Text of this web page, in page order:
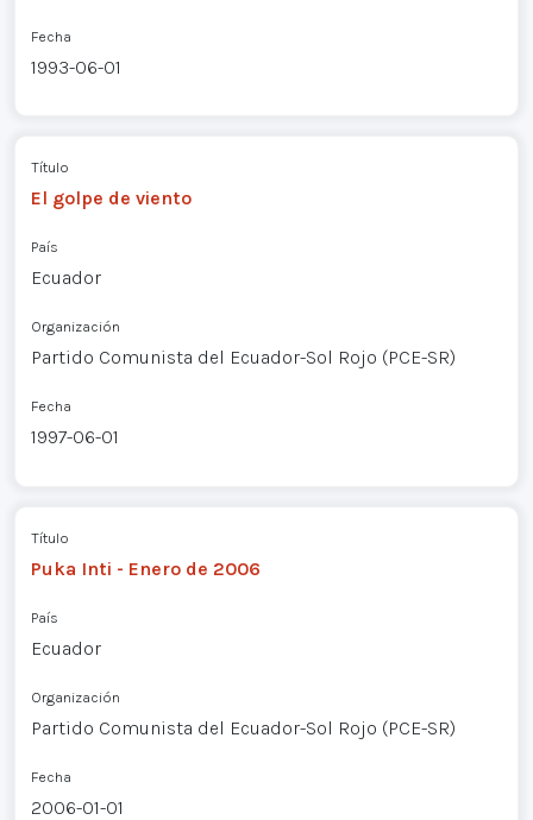
Fecha
1993-06-01
Título
El golpe de viento
País
Ecuador
Organización
Partido Comunista del Ecuador-Sol Rojo (PCE-SR)
Fecha
1997-06-01
Título
Puka Inti - Enero de 2006
País
Ecuador
Organización
Partido Comunista del Ecuador-Sol Rojo (PCE-SR)
Fecha
2006-01-01